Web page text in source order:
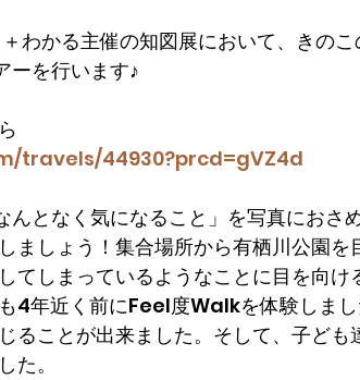
わかる主催の知図展において、きの
を行います♪
travels/44930?prcd=gVZ4d
となく気になること」を写真におさ
ましょう！集合場所から有栖川公園を
てしまっているようなことに目を向け
4年近く前にFeel度Walkを体験しま
ることが出来ました。そして、子ど
た。